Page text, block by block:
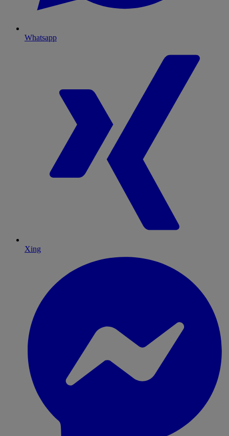
Whatsapp
Xing